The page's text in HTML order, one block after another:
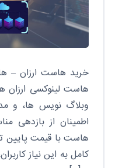
خرید هاست ارزان –
هاست لینوکسی ارزان
وبلاگ نویس ها، و
اطمینان از بازدهی
هاست با قیمت پایین
کامل به این نیاز